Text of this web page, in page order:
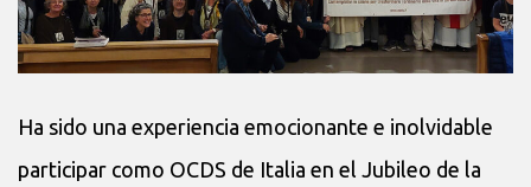
Ha sido una experiencia emocionante e inolvidable
participar como OCDS de Italia en el Jubileo de la